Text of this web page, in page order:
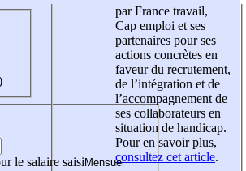
le salaire saisi
par France travail,
Cap emploi et ses
partenaires pour ses
actions concrètes en
faveur du recrutement,
de l’intégration et de
l’accompagnement de
ses collaborateurs en
situation de handicap.
Pour en savoir plus,
consultez cet article.